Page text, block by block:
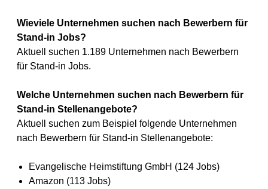
Wieviele Unternehmen suchen nach Bewerbern für
Stand-in Jobs?
Aktuell suchen 1.189 Unternehmen nach Bewerbern
für Stand-in Jobs.
Welche Unternehmen suchen nach Bewerbern für
Stand-in Stellenangebote?
Aktuell suchen zum Beispiel folgende Unternehmen
nach Bewerbern für Stand-in Stellenangebote:
Evangelische Heimstiftung GmbH (124 Jobs)
Amazon (113 Jobs)